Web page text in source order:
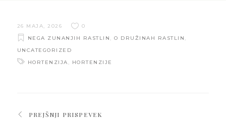
26 MAJA, 2026
0
NEGA ZUNANJIH RASTLIN ,O DRUŽINAH RASTLIN ,
UNCATEGORIZED
HORTENZIJA , HORTENZIJE
PREJŠNJI PRISPEVEK